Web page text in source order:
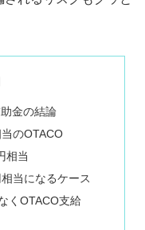
金の結論
のOTACO
相当
当になるケース
くOTACO支給